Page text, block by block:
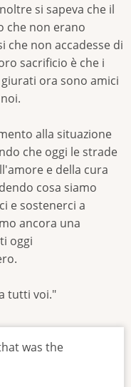
si sapeva che il
che non erano
che non accadesse di
sacrificio è che i
ora sono amici
alla situazione
che oggi le strade
e della cura
cosa siamo
e sostenerci a
ancora una
oggi
tutti voi."
was the